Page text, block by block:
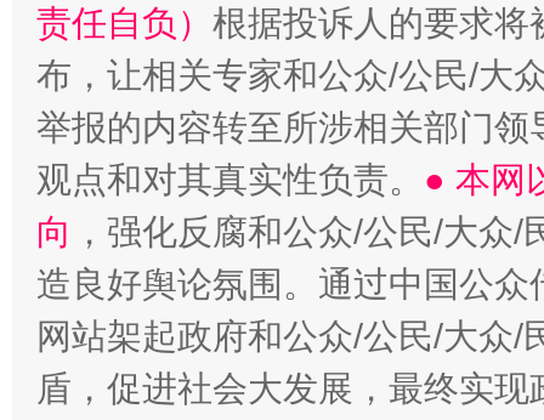
责任自负） 根据投诉人的要求将
布，让相关专家和公众/公民/大
举报的内容转至所涉相关部门
观点和对其真实性负责。 ● 本网
向 ，强化反腐和公众/公民/大众
造良好舆论氛围。通过中国公
网站架起政府和公众/公民/大众
盾，促进社会大发展，最终实